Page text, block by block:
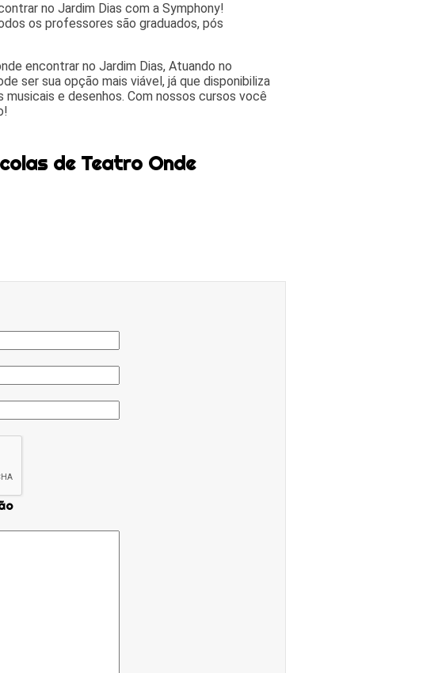
no Jardim Dias com a Symphony!
os professores são graduados, pós
encontrar no Jardim Dias, Atuando no
ser sua opção mais viável, já que disponibiliza
e desenhos. Com nossos cursos você
de Teatro Onde